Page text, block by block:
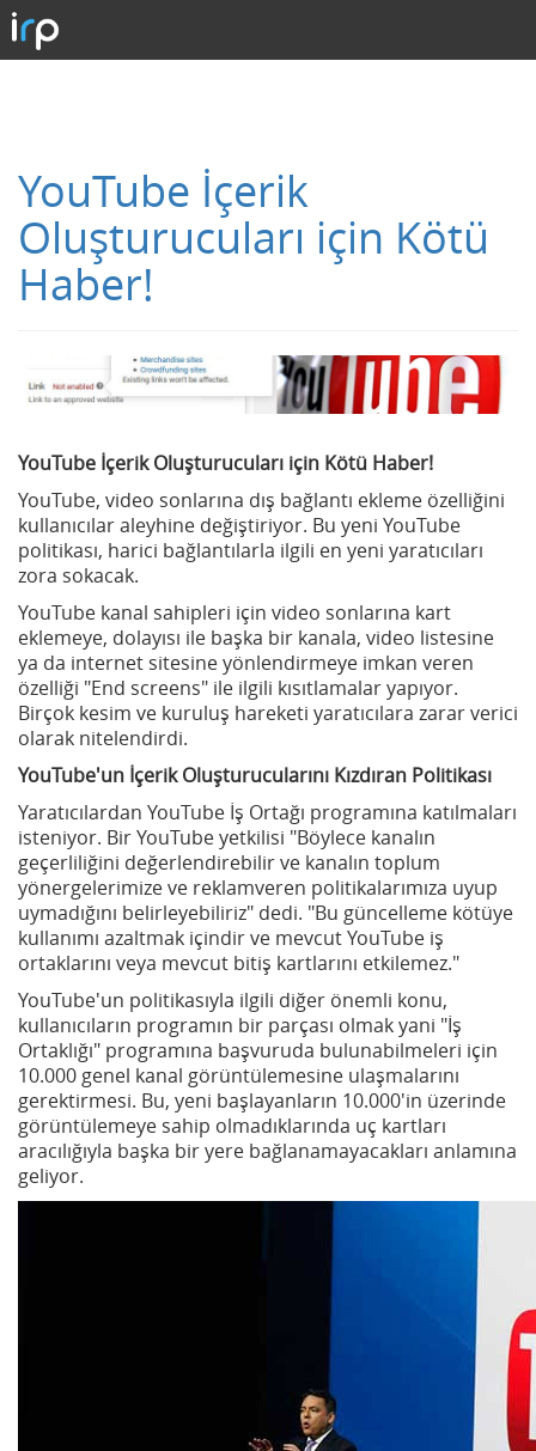
YouTube İçerik
Oluşturucuları için Kötü
Haber!
YouTube İçerik Oluşturucuları için Kötü Haber!
YouTube, video sonlarına dış bağlantı ekleme özelliğini
kullanıcılar aleyhine değiştiriyor. Bu yeni YouTube
politikası, harici bağlantılarla ilgili en yeni yaratıcıları
zora sokacak.
YouTube kanal sahipleri için video sonlarına kart
eklemeye, dolayısı ile başka bir kanala, video listesine
ya da internet sitesine yönlendirmeye imkan veren
özelliği "End screens" ile ilgili kısıtlamalar yapıyor.
Birçok kesim ve kuruluş hareketi yaratıcılara zarar verici
olarak nitelendirdi.
YouTube'un İçerik Oluşturucularını Kızdıran Politikası
Yaratıcılardan YouTube İş Ortağı programına katılmaları
isteniyor. Bir YouTube yetkilisi "Böylece kanalın
geçerliliğini değerlendirebilir ve kanalın toplum
yönergelerimize ve reklamveren politikalarımıza uyup
uymadığını belirleyebiliriz" dedi. "Bu güncelleme kötüye
kullanımı azaltmak içindir ve mevcut YouTube iş
ortaklarını veya mevcut bitiş kartlarını etkilemez."
YouTube'un politikasıyla ilgili diğer önemli konu,
kullanıcıların programın bir parçası olmak yani "İş
Ortaklığı" programına başvuruda bulunabilmeleri için
10.000 genel kanal görüntülemesine ulaşmalarını
gerektirmesi. Bu, yeni başlayanların 10.000'in üzerinde
görüntülemeye sahip olmadıklarında uç kartları
aracılığıyla başka bir yere bağlanamayacakları anlamına
geliyor.